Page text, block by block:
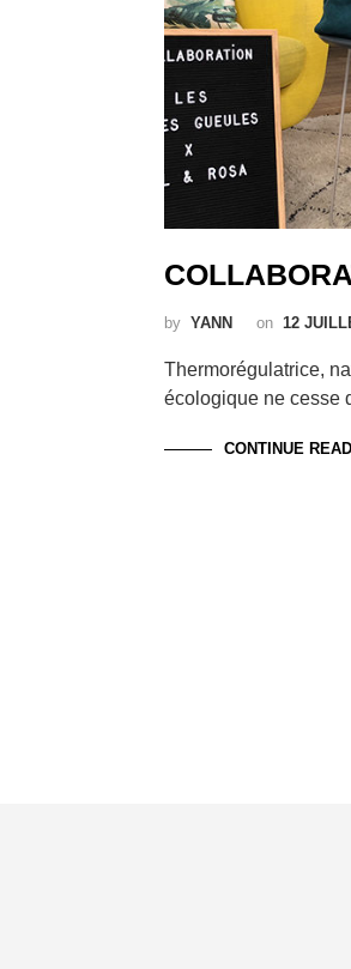
by YANN on 12
Thermorégulatrice,
écologique ne cesse
CONTINUE